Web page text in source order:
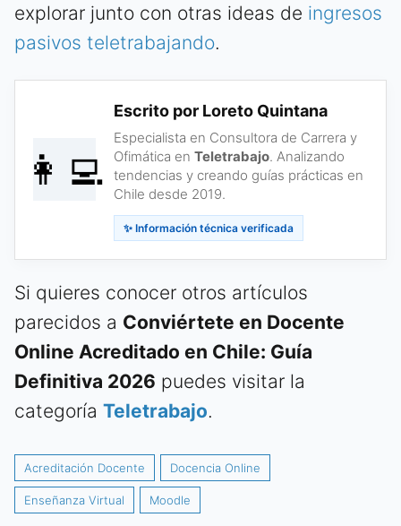
explorar junto con otras ideas de ingresos
pasivos teletrabajando.
👩‍💻
Escrito por Loreto Quintana
Especialista en Consultora de Carrera y
Ofimática en Teletrabajo. Analizando
tendencias y creando guías prácticas en
Chile desde 2019.
✨ Información técnica verificada
Si quieres conocer otros artículos
parecidos a Conviértete en Docente
Online Acreditado en Chile: Guía
Definitiva 2026 puedes visitar la
categoría Teletrabajo.
Acreditación Docente Docencia Online
Enseñanza Virtual Moodle